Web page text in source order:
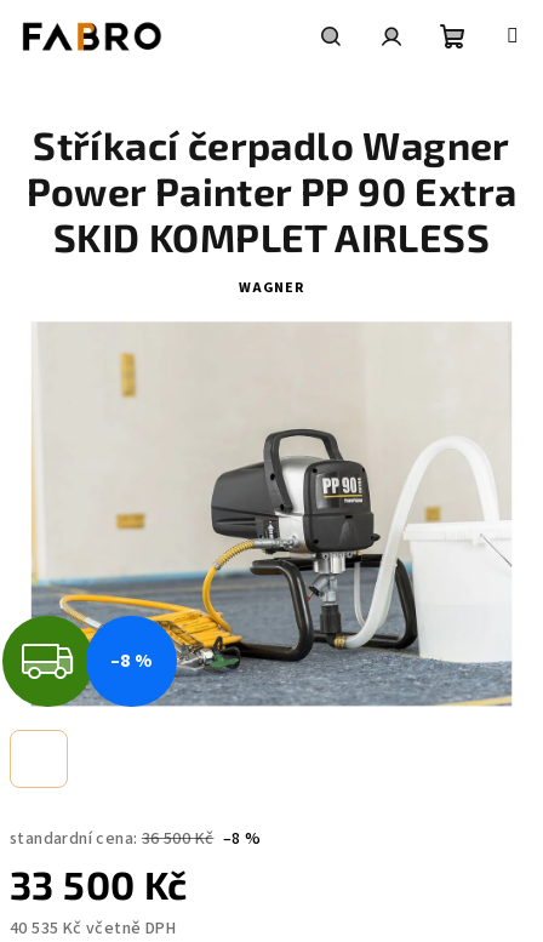
košík
standardní cena: 36 500 Kč –8 %
33 500 Kč
40 535 Kč včetně DPH
Stříkací čerpadlo Wagner
Power Painter PP 90 Extra
SKID KOMPLET AIRLESS
WAGNER
Z
D
M
A
–8 %